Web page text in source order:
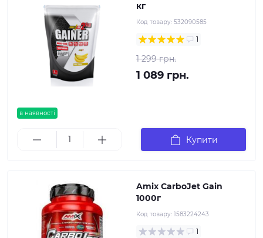
в наявності
кг
Код товару: 532090585
1
1 299 грн.
1 089 грн.
Купити
Amix CarboJet Gain
1000г
Код товару: 1583224243
1